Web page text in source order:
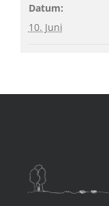
Datum:
10. Juni